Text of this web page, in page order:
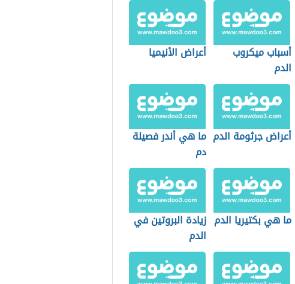
أسباب ميكروب
الدم
أعراض الأنيميا
أعراض جرثومة الدم ما هي أندر فصيلة
دم
ما هي بكتيريا الدم زيادة البروتين في
الدم